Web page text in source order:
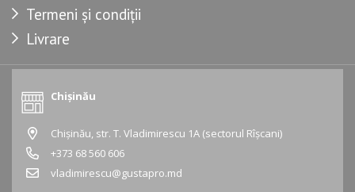
Termeni și condiții
Livrare
Chișinău
Chișinău, str. T. Vladimirescu 1A (sectorul Rîșcani)
+373 68 560 606
vladimirescu@gustapro.md